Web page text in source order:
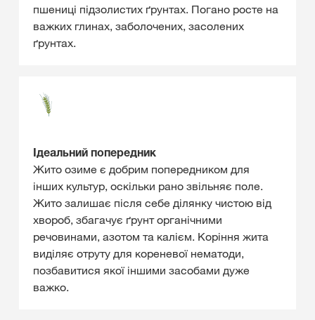
пшениці підзолистих ґрунтах. Погано росте на
важких глинах, заболочених, засолених
ґрунтах.
Ідеальний попередник
Жито озиме є добрим попередником для
інших культур, оскільки рано звільняє поле.
Жито залишає після себе ділянку чистою від
хвороб, збагачує ґрунт органічними
речовинами, азотом та калієм. Коріння жита
виділяє отруту для кореневої нематоди,
позбавитися якої іншими засобами дуже
важко.